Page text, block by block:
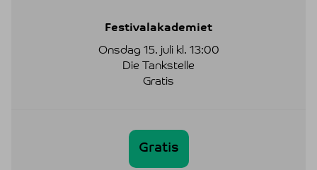
Festivalakademiet
Onsdag 15. juli kl. 13:00
Die Tankstelle
Gratis
Gratis